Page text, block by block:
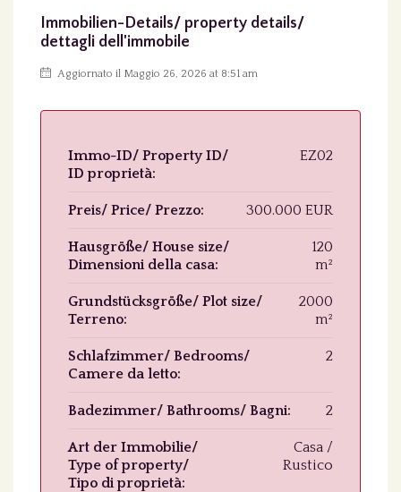
Immobilien-Details/ property details/
dettagli dell'immobile
Aggiornato il Maggio 26, 2026 at 8:51 am
Immo-ID/ Property ID/
ID proprietà:
EZ02
Preis/ Price/ Prezzo: 300.000 EUR
Hausgröße/ House size/
Dimensioni della casa:
120
m²
Grundstücksgröße/ Plot size/
Terreno:
2000
m²
Schlafzimmer/ Bedrooms/
Camere da letto:
2
Badezimmer/ Bathrooms/ Bagni: 2
Art der Immobilie/
Type of property/
Tipo di proprietà:
Casa /
Rustico